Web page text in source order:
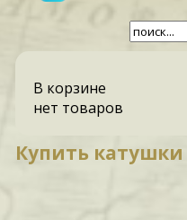
В корзине
нет товаров
Купить катушки